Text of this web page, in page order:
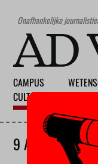
Onafhankelijke
CAMPUS
CULTUUR
9 AUGUSTUS